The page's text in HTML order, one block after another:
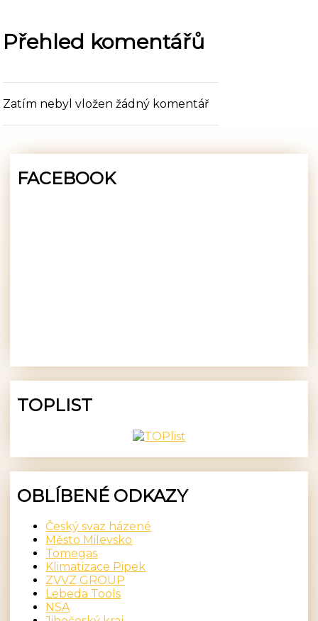
Přehled komentářů
Zatím nebyl vložen žádný komentář
FACEBOOK
TOPLIST
OBLÍBENÉ ODKAZY
Český svaz házené
Město Milevsko
Tomegas
Klimatizace Pipek
ZVVZ GROUP
Lebeda Tools
NSA